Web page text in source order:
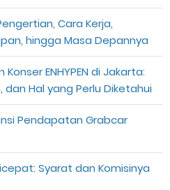
Cara Kerja,
hingga Masa Depannya
ENHYPEN di Jakarta:
dan Hal yang Perlu Diketahui
Pendapatan Grabcar
Syarat dan Komisinya